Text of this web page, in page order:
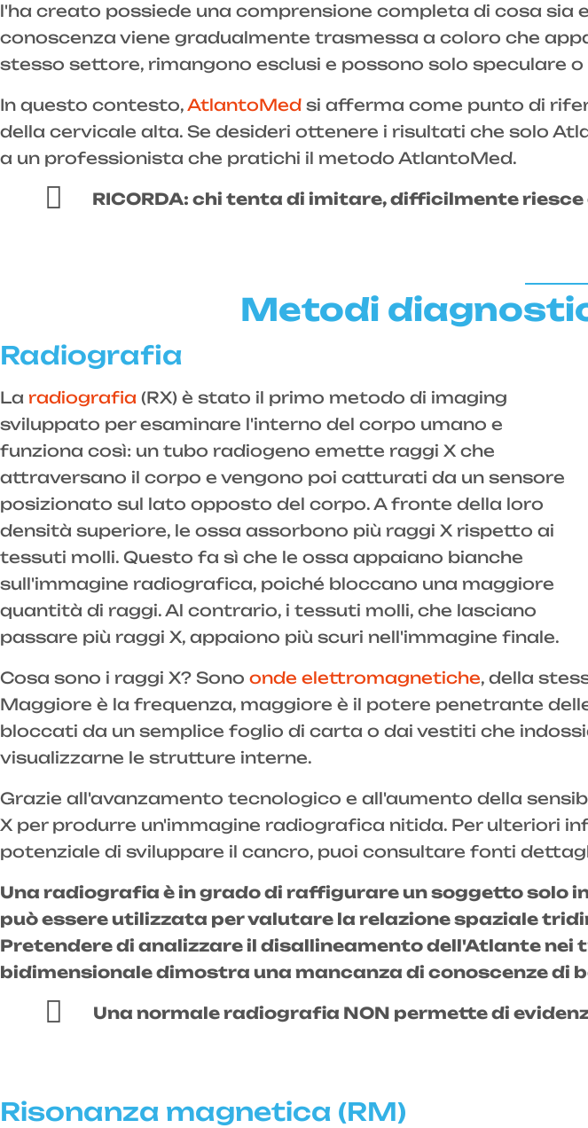
l'ha creato possiede una comprensione completa di cosa sia
conoscenza viene gradualmente trasmessa a coloro che
stesso settore, rimangono esclusi e possono solo speculare
In questo contesto,AtlantoMed si afferma come punto di
della cervicale alta. Se desideri ottenere i risultati che solo
a un professionista che pratichi il metodo AtlantoMed.
RICORDA: chi tenta di imitare, difficilmente
Metodi
Radiografia
La radiografia (RX) è stato il primo metodo di imaging
sviluppato per esaminare l'interno del corpo umano e
funziona così: un tubo radiogeno emette raggi X che
attraversano il corpo e vengono poi catturati da un sensore
posizionato sul lato opposto del corpo. A fronte della loro
densità superiore, le ossa assorbono più raggi X rispetto ai
tessuti molli. Questo fa sì che le ossa appaiano bianche
sull'immagine radiografica, poiché bloccano una maggiore
quantità di raggi. Al contrario, i tessuti molli, che lasciano
passare più raggi X, appaiono più scuri nell'immagine finale.
Cosa sono i raggi X? Sono onde elettromagnetiche, della
Maggiore è la frequenza, maggiore è il potere penetrante
bloccati da un semplice foglio di carta o dai vestiti che
visualizzarne le strutture interne.
Grazie all'avanzamento tecnologico e all'aumento della
X per produrre un'immagine radiografica nitida. Per ulteriori
potenziale di sviluppare il cancro, puoi consultare fonti
Una radiografia è in grado di raffigurare un soggetto solo
può essere utilizzata per valutare la relazione spaziale
Pretendere di analizzare il disallineamento dell'Atlante
bidimensionale dimostra una mancanza di conoscenze di
Una normale radiografia NON permette di
Risonanza magnetica (RM)